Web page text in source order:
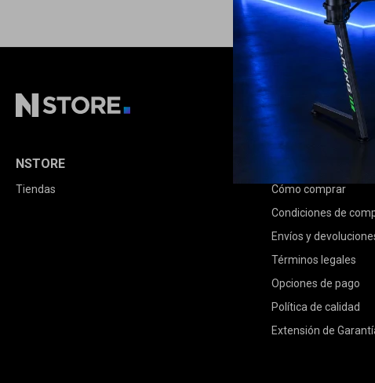
NSTORE
Tiendas
COMPRA
Cómo comprar
Condiciones de
Envíos y
Términos legales
Opciones de pago
Política de calidad
Extensión de